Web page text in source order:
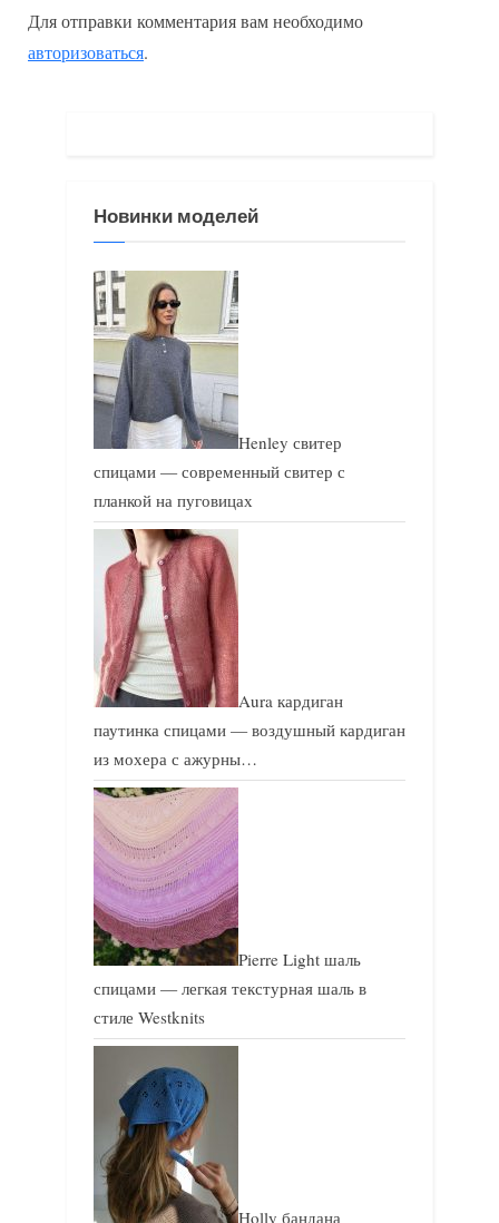
д
у
у
а
Для отправки комментария вам необходимо
авторизоваться.
Новинки моделей
Henley свитер
спицами — современный свитер с
планкой на пуговицах
Aura кардиган
паутинка спицами — воздушный кардиган
из мохера с ажурны…
Pierre Light шаль
спицами — легкая текстурная шаль в
стиле Westknits
Holly бандана